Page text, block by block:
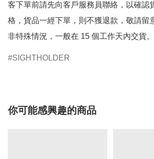
客下單前請先向客戶服務員聯絡，以確認
格，貨品一經下單，則不獲退款，敬請留
非特殊情況，一般在 15 個工作天內交貨。
SIGHTHOLDER
你可能感興趣的商品